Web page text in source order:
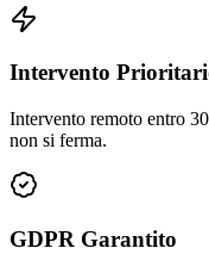
Intervento
Intervento remoto entro
non si ferma.
GDPR Garantito